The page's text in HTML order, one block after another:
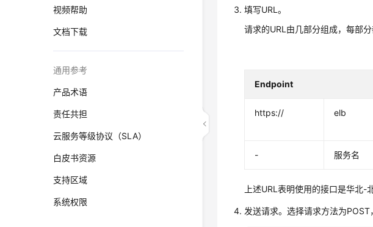
视频帮助
文档下载
通用参考
产品术语
责任共担
云服务等级协议（SLA）
白皮书资源
支持区域
系统权限
填写URL。
请求的URL由几部分组成，每部分
Endpoint
https:// elb
- 服务名
上述URL表明使用的接口是华北-
发送请求。选择请求方法为POST